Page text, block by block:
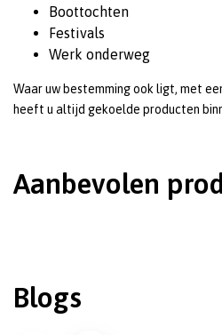
Boottochten
Festivals
Werk onderweg
Waar uw bestemming ook ligt, met
heeft u altijd gekoelde producten
Aanbevolen
Blogs